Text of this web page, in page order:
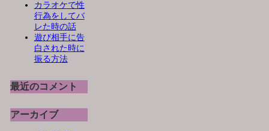
カラオケで性
行為をしてバ
レた時の話
遊び相手に告
白された時に
振る方法
最近のコメント
アーカイブ